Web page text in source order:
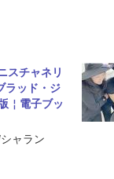
スチャネリ
ラッド・ジ
￤電子ブッ
ャラン